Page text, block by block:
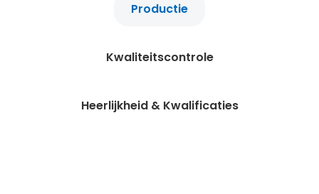
Productie
Kwaliteitscontrole
Heerlijkheid & Kwalificaties